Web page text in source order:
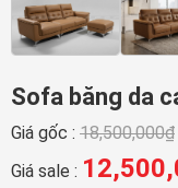
PHÒNG ĂN
PHÒNG NGỦ
PHÒNG KHÁCH
Sofa băng da
Giá gốc : 18,500,000₫
Giá sale :